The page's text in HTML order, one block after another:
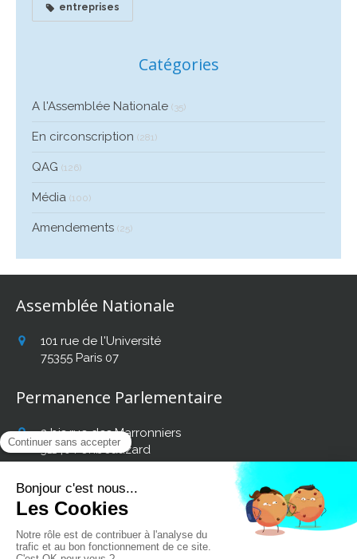
entreprises
Catégories
A l'Assemblée Nationale (35)
En circonscription (281)
QAG (126)
Média (100)
Amendements (25)
Assemblée Nationale
101 rue de l'Université
75355 Paris 07
Permanence Parlementaire
2 bis rue des Marronniers
31140 Fonbeauzard
Retrouvez mon actualité
sur les réseaux sociaux :